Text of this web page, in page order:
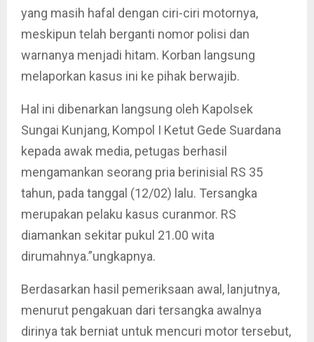
yang masih hafal dengan ciri-ciri motornya,
meskipun telah berganti nomor polisi dan
warnanya menjadi hitam. Korban langsung
melaporkan kasus ini ke pihak berwajib.
Hal ini dibenarkan langsung oleh Kapolsek
Sungai Kunjang, Kompol I Ketut Gede Suardana
kepada awak media, petugas berhasil
mengamankan seorang pria berinisial RS 35
tahun, pada tanggal (12/02) lalu. Tersangka
merupakan pelaku kasus curanmor. RS
diamankan sekitar pukul 21.00 wita
dirumahnya.”ungkapnya.
Berdasarkan hasil pemeriksaan awal, lanjutnya,
menurut pengakuan dari tersangka awalnya
dirinya tak berniat untuk mencuri motor tersebut,